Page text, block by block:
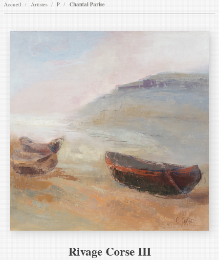
Accueil Artistes P Chantal Parise
Rivage Corse III